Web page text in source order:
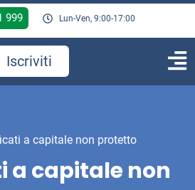
999 Lun-Ven, 9:00-17:00
Iscriviti
a capitale non protetto
a capitale non